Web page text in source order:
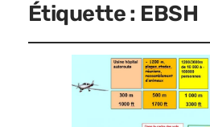
Étiquette : EBSH